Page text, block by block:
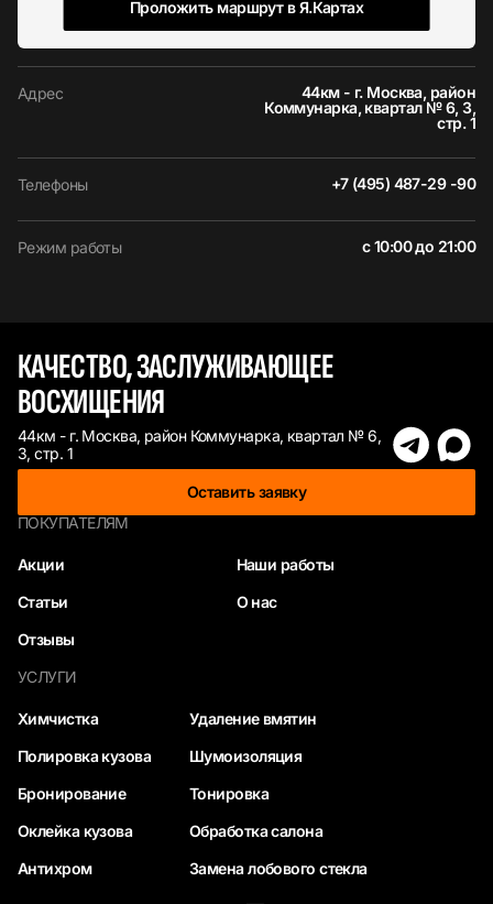
Проложить маршрут в Я.Картах
Адрес
44км - г. Москва, район
Коммунарка, квартал № 6, 3,
стр. 1
Телефоны +7 (495) 487-29 -90
Режим работы с 10:00 до 21:00
КАЧЕСТВО, ЗАСЛУЖИВАЮЩЕЕ
ВОСХИЩЕНИЯ
44км - г. Москва, район Коммунарка, квартал № 6,
3, стр. 1
Оставить заявку
УСЛУГИ
Химчистка
Полировка кузова
Бронирование
Оклейка кузова
Антихром
Удаление вмятин
Шумоизоляция
Тонировка
Обработка салона
Замена лобового стекла
ПОКУПАТЕЛЯМ
Акции
Наши работы
Статьи
О нас
Отзывы